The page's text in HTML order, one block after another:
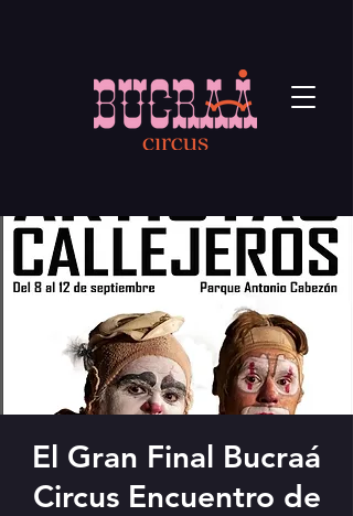
El Gran Final Bucraá
Circus Encuentro de